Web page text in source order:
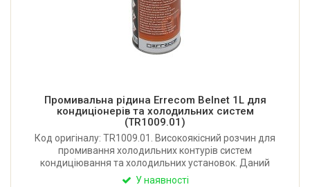
Промивальна рідина Errecom Belnet 1L для
кондиціонерів та холодильних систем
(TR1009.01)
Код оригіналу: TR1009.01. Високоякісний розчин для
промивання холодильних контурів систем
кондиціювання та холодильних установок. Даний
засіб видаляє всі залишки пилу, олії та мастильних
У наявності